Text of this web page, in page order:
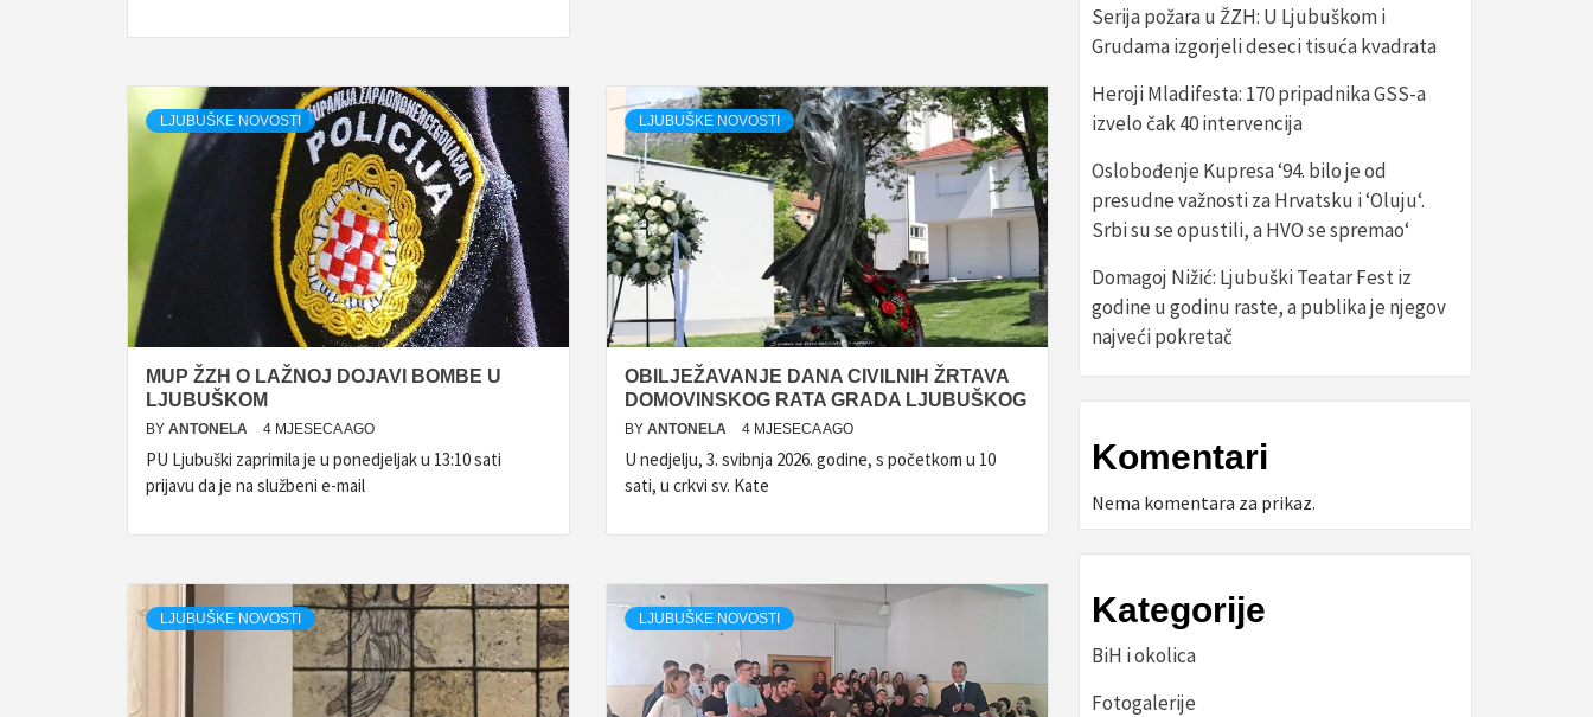
LJUBUŠKE NOVOSTI
MUP ŽZH O LAŽNOJ DOJAVI BOMBE U
LJUBUŠKOM
BY ANTONELA 4 MJESECA AGO
PU Ljubuški zaprimila je u ponedjeljak u 13:10 sati
prijavu da je na službeni e-mail
LJUBUŠKE NOVOSTI
OBILJEŽAVANJE DANA CIVILNIH ŽRTAVA
DOMOVINSKOG RATA GRADA LJUBUŠKOG
BY ANTONELA 4 MJESECA AGO
U nedjelju, 3. svibnja 2026. godine, s početkom u 10
sati, u crkvi sv. Kate
LJUBUŠKE NOVOSTI LJUBUŠKE NOVOSTI
Serija požara u ŽZH: U Ljubuškom i
Grudama izgorjeli deseci tisuća kvadrata
Heroji Mladifesta: 170 pripadnika GSS-a
izvelo čak 40 intervencija
Oslobođenje Kupresa ‘94. bilo je od
presudne važnosti za Hrvatsku i ‘Oluju‘.
Srbi su se opustili, a HVO se spremao‘
Domagoj Nižić: Ljubuški Teatar Fest iz
godine u godinu raste, a publika je njegov
najveći pokretač
Komentari
Nema komentara za prikaz.
Kategorije
BiH i okolica
Fotogalerije